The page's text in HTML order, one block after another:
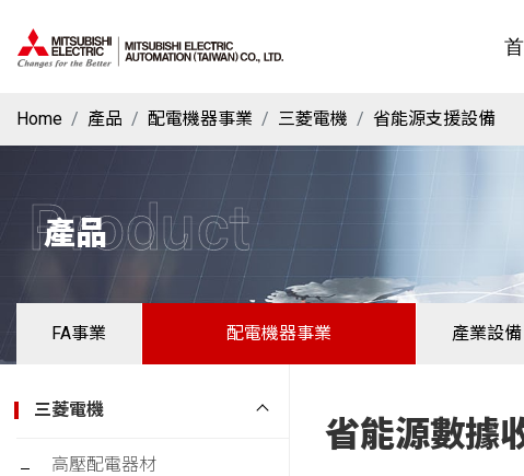
Home 產品 配電機器事業 三菱電機 省能源支援設備
產品
Product
FA事業 配電機器事業 產業設
三菱電機
高壓配電器材
省能源數據